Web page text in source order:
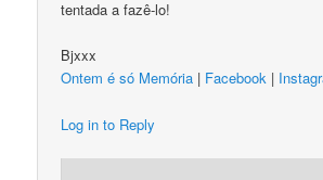
tentada a fazê-lo!
Bjxxx
Ontem é só Memória | Facebook |
Log in to Reply